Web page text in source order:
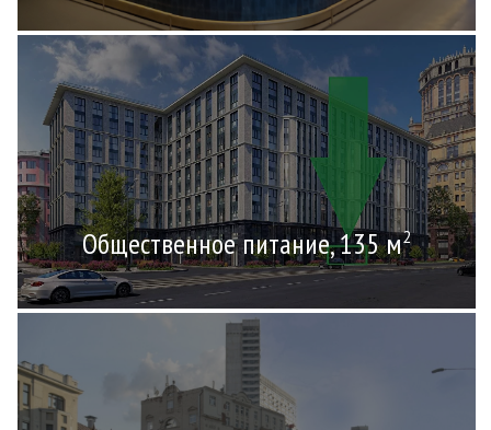
Общественное питание, 135 м2